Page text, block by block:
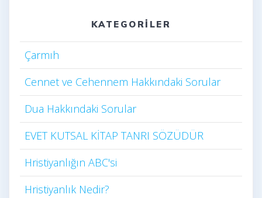
KATEGORILER
Çarmıh​
Cennet ve Cehennem Hakkındaki Sorular
Dua Hakkındaki Sorular
EVET KUTSAL KİTAP TANRI SÖZÜDÜR
Hristiyanlığın ABC'si
Hristiyanlık Nedir?